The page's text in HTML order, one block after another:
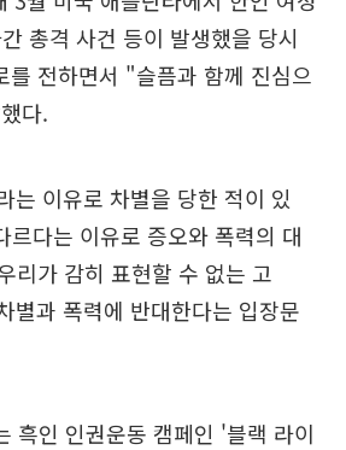
총격 사건 등이 발생했을 당시
를 전하면서 "슬픔과 함께 진심으
다.
는 이유로 차별을 당한 적이 있
다는 이유로 증오와 폭력의 대
리가 감히 표현할 수 없는 고
별과 폭력에 반대한다는 입장문
흑인 인권운동 캠페인 '블랙 라이